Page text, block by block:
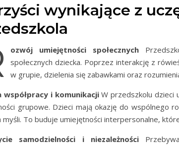
wynikające z
ozwój umiejętności społecznych
społecznych dziecka. Poprzez interakcję z
w grupie, dzielenia się zabawkami oraz
współpracy i komunikacjiW przedszkolu dzieci
grupowe. Dzieci mają okazję do wspólnego
myśli. To buduje umiejętności interpersonalne,
samodzielności i niezależności